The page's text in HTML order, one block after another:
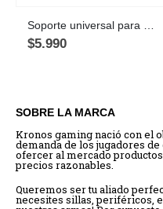
$5.990
SOBRE LA MARCA
Kronos gaming nació con el
demanda de los jugadores
ofercer al mercado
precios razonables.
Queremos ser tu aliado
necesites sillas, periféricos,